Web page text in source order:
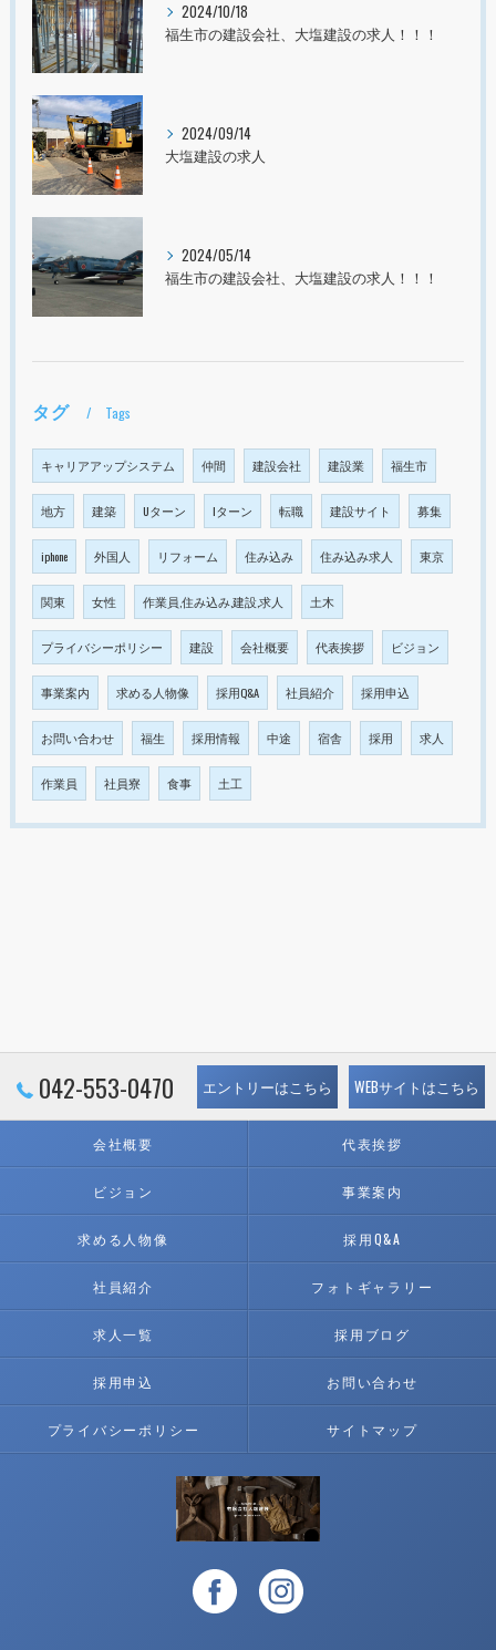
2024/10/18
福生市の建設会社、大塩建設の求人！！！
2024/09/14
大塩建設の求人
2024/05/14
福生市の建設会社、大塩建設の求人！！！
タグ Tags
キャリアアップシステム 仲間 建設会社 建設業 福生市
地方 建築 Uターン Iターン 転職 建設サイト 募集
iphone 外国人 リフォーム 住み込み 住み込み求人 東京
関東 女性 作業員,住み込み,建設,求人 土木
プライバシーポリシー 建設 会社概要 代表挨拶 ビジョン
事業案内 求める人物像 採用Q&A 社員紹介 採用申込
お問い合わせ 福生 採用情報 中途 宿舎 採用 求人
作業員 社員寮 食事 土工
042-553-0470 エントリーはこちら WEBサイトはこちら
会社概要 代表挨拶
ビジョン 事業案内
求める人物像 採用Q&A
社員紹介 フォトギャラリー
求人一覧 採用ブログ
採用申込 お問い合わせ
プライバシーポリシー サイトマップ